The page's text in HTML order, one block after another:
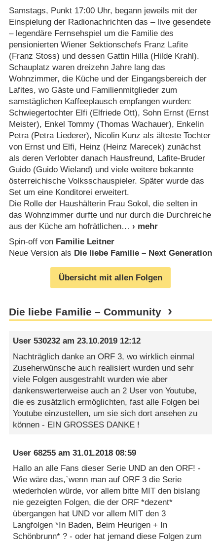
Samstags, Punkt 17:00 Uhr, begann jeweils mit der
Einspielung der Radionachrichten das – live gesendete
– legendäre Fernsehspiel um die Familie des
pensionierten Wiener Sektionschefs Franz Lafite
(Franz Stoss) und dessen Gattin Hilla (Hilde Krahl).
Schauplatz waren dreizehn Jahre lang das
Wohnzimmer, die Küche und der Eingangsbereich der
Lafites, wo Gäste und Familienmitglieder zum
samstäglichen Kaffeeplausch empfangen wurden:
Schwiegertochter Elfi (Elfriede Ott), Sohn Ernst (Ernst
Meister), Enkel Tommy (Thomas Wachauer), Enkelin
Petra (Petra Liederer), Nicolin Kunz als älteste Tochter
von Ernst und Elfi, Heinz (Heinz Marecek) zunächst
als deren Verlobter danach Hausfreund, Lafite-Bruder
Guido (Guido Wieland) und viele weitere bekannte
österreichische Volksschauspieler. Später wurde das
Set um eine Konditorei erweitert.
Die Rolle der Haushälterin Frau Sokol, die selten in
das Wohnzimmer durfte und nur durch die Durchreiche
aus der Küche am hofrätlichen
Spin-off von Familie Leitner
Neue Version als Die liebe Familie – Next Generation
Übersicht mit allen Folgen
Die liebe Familie – Community
User 530232 am23.10.2019 12:12
Nachträglich danke an ORF 3, wo wirklich einmal
Zuseherwünsche auch realisiert wurden und sehr
viele Folgen ausgestrahlt wurden wie aber
dankenswerterweise auch an 2 User von Youtube,
die es zusätzlich ermöglichten, fast alle Folgen bei
Youtube einzustellen, um sie sich dort ansehen zu
können - EIN GROSSES DANKE !
User 68255 am31.01.2018 08:59
Hallo an alle Fans dieser Serie UND an den ORF! -
Wie wäre das,`wenn man auf ORF 3 die Serie
wiederholen würde, vor allem bitte MIT den bislang
nie gezeigten Folgen, die der ORF *dezent*
übergangen hat UND vor allem MIT den 3
Langfolgen *In Baden, Beim Heurigen + In
Schönbrunn* ? - oder hat jemand diese Folgen zum